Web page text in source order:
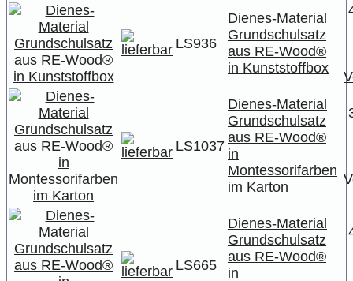
LS936
Dienes-Material
Grundschulsatz
aus RE-Wood®
in Kunststoffbox
LS1037
Dienes-Material
Grundschulsatz
aus RE-Wood®
in
Montessorifarben
im Karton
LS665
Dienes-Material
Grundschulsatz
aus RE-Wood®
in